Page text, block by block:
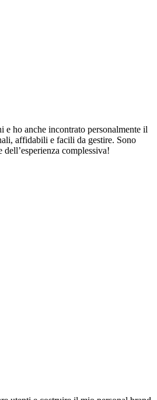
ho anche incontrato personalmente il
affidabili e facili da gestire. Sono
complessiva!